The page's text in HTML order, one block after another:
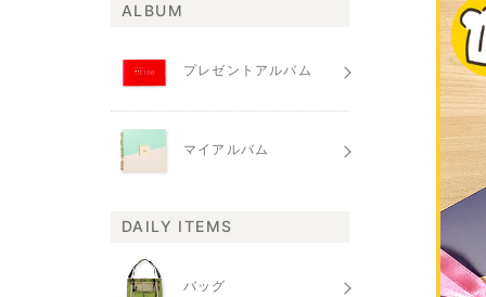
ALBUM
プレゼントアルバム
マイアルバム
DAILY ITEMS
バッグ